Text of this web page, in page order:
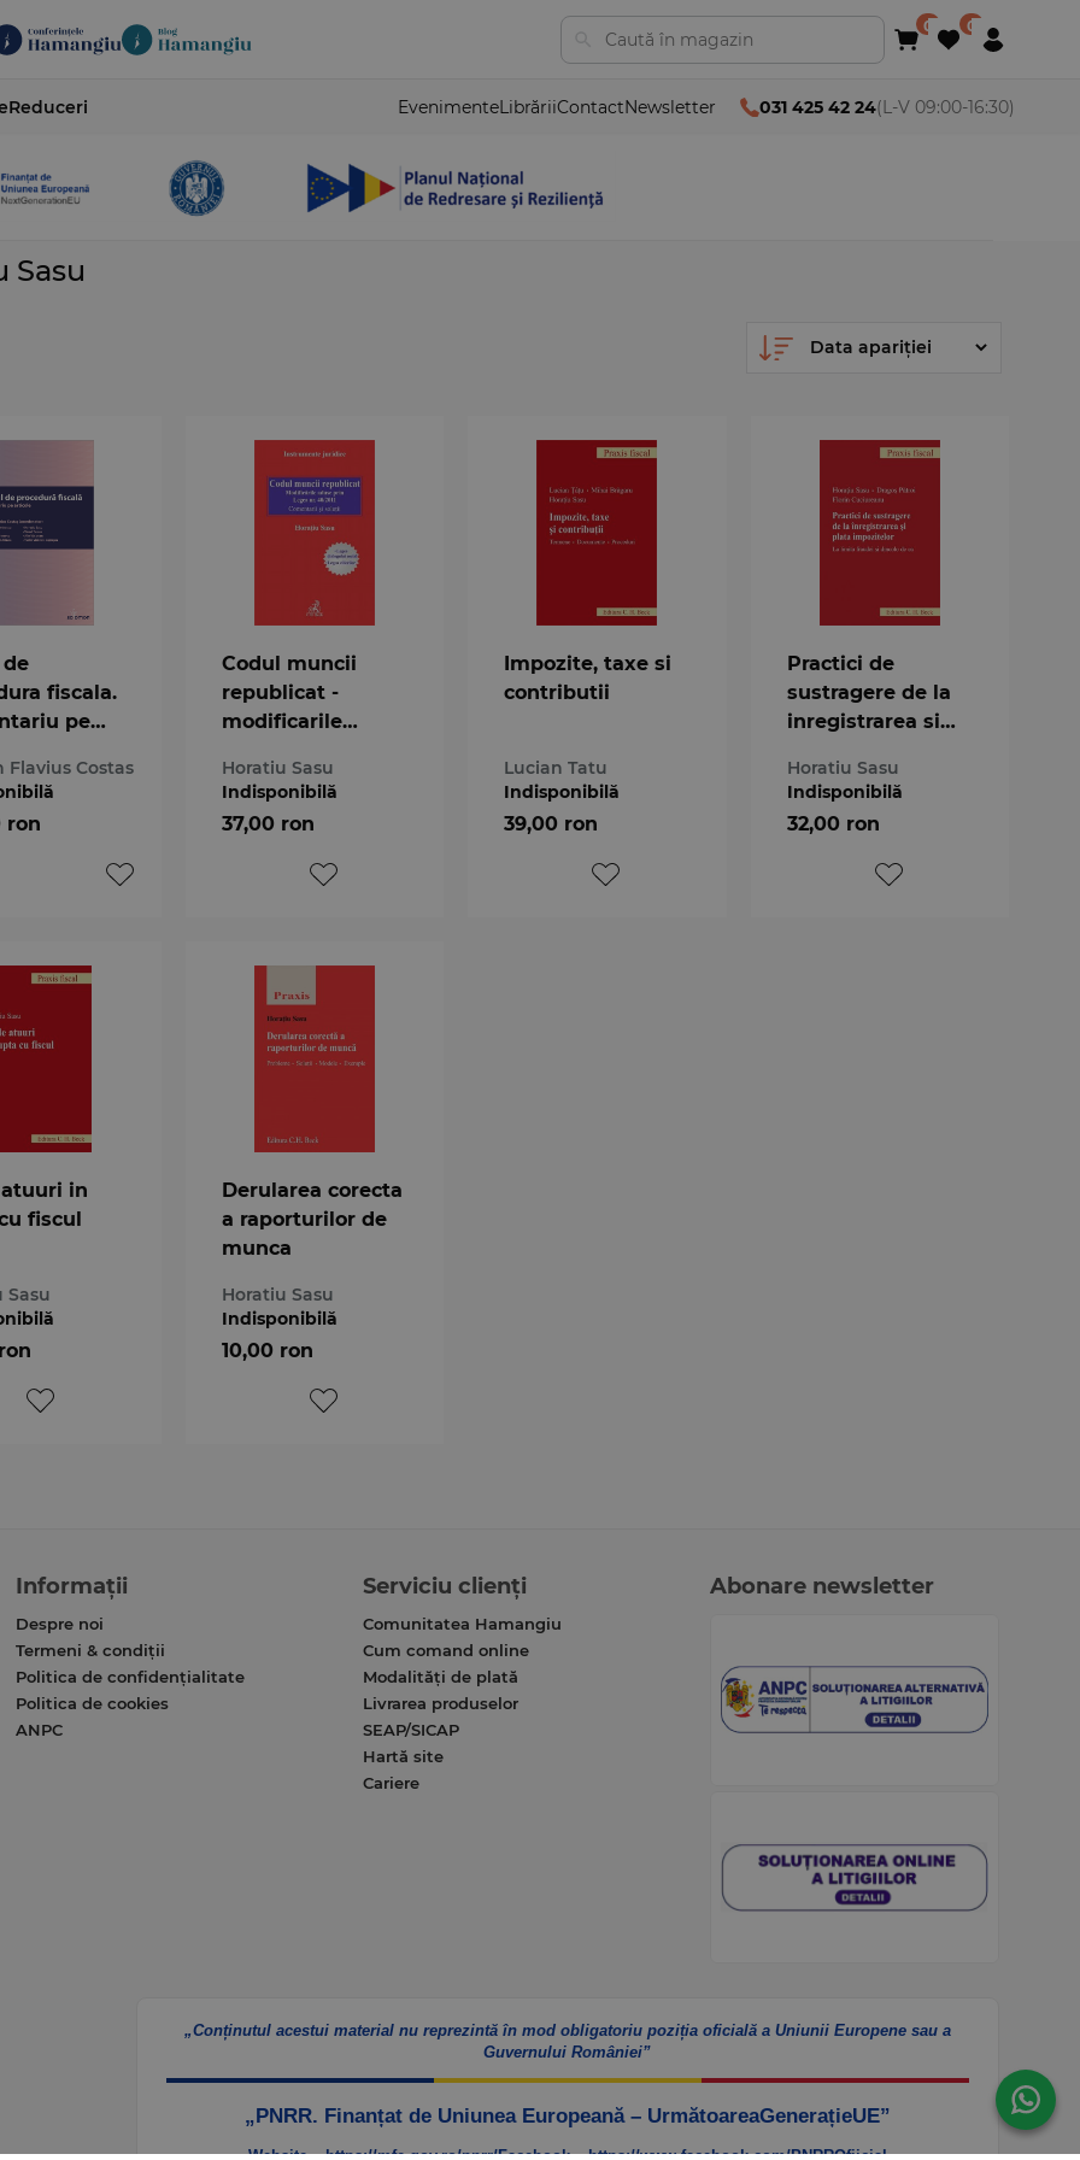
Reduceri EvenimenteLibrăriiContactNewsletter 031 425 42 24(L-V 09:00-16:30)
Sasu
fiscala.
pe
Flavius Costas
ron
Codul muncii
republicat -
modificarile
nr. 40/2011
Horatiu Sasu
Indisponibilă
37,00 ron
Impozite, taxe si
contributii
Lucian Tatu
Indisponibilă
39,00 ron
Practici de
sustragere de la
inregistrarea si
Horatiu Sasu
Indisponibilă
32,00 ron
in
fiscul
Sasu
Derularea corecta
a raporturilor de
munca
Horatiu Sasu
Indisponibilă
10,00 ron
Informații
Despre noi
Termeni & condiții
Politica de confidențialitate
Politica de cookies
ANPC
Serviciu clienți
Comunitatea Hamangiu
Cum comand online
Modalități de plată
Livrarea produselor
SEAP/SICAP
Hartă site
Cariere
Abonare newsletter
„Conținutul acestui material nu reprezintă în mod obligatoriu poziția oficială a Uniunii Europene sau a
Guvernului României”
„PNRR. Finanțat de Uniunea Europeană – UrmătoareaGenerațieUE”
Website – https://mfe.gov.ro/pnrr/Facebook – https://www.facebook.com/PNRROfiicial